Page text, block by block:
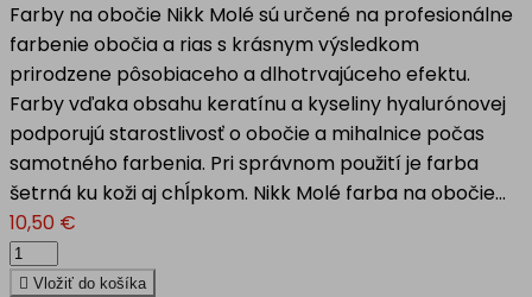
Farby na obočie Nikk Molé sú určené na profesionálne
farbenie obočia a rias s krásnym výsledkom
prirodzene pôsobiaceho a dlhotrvajúceho efektu.
Farby vďaka obsahu keratínu a kyseliny hyalurónovej
podporujú starostlivosť o obočie a mihalnice počas
samotného farbenia. Pri správnom použití je farba
šetrná ku koži aj chĺpkom. Nikk Molé farba na obočie...
10,50 €
 Vložiť do košíka